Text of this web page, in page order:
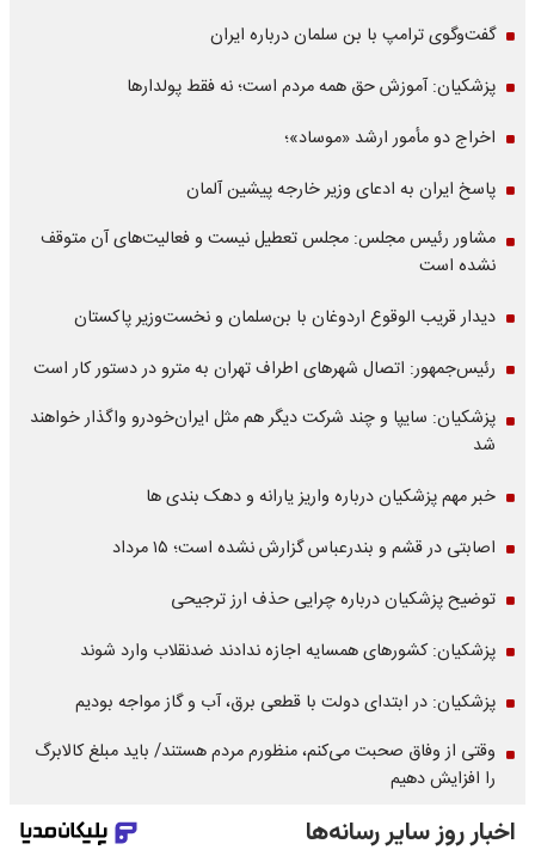
گفت‌وگوی ترامپ با بن سلمان درباره ایران
پزشکیان: آموزش حق همه مردم است؛ نه فقط پولدارها
اخراج دو مأمور ارشد «موساد»؛
پاسخ ایران به ادعای وزیر خارجه پیشین آلمان
مشاور رئیس مجلس: مجلس تعطیل نیست و فعالیت‌های آن متوقف
نشده است
دیدار قریب الوقوع اردوغان با بن‌سلمان و نخست‌وزیر پاکستان
رئیس‌جمهور: اتصال شهرهای اطراف تهران به مترو در دستور کار است
پزشکیان: سایپا و چند شرکت دیگر هم مثل ایران‌خودرو واگذار خواهند
شد
خبر مهم پزشکیان درباره واریز یارانه و دهک بندی ها
اصابتی در قشم و بندرعباس گزارش نشده است؛ ۱۵ مرداد
توضیح پزشکیان درباره چرایی حذف ارز ترجیحی
پزشکیان: کشورهای همسایه اجازه ندادند ضدنقلاب وارد شوند
پزشکیان: در ابتدای دولت با قطعی برق، آب و گاز مواجه بودیم
وقتی از وفاق صحبت می‌کنم، منظورم مردم هستند/ باید مبلغ کالابرگ
را افزایش دهیم